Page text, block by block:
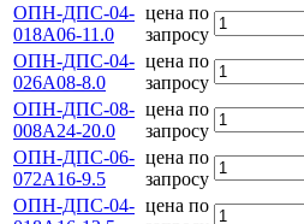
ОПН-ДПС-04-
018А06-11.0
цена по
запросу
ОПН-ДПС-04-
026А08-8.0
цена по
запросу
ОПН-ДПС-08-
008А24-20.0
цена по
запросу
ОПН-ДПС-06-
072А16-9.5
цена по
запросу
ОПН-ДПС-04- цена по